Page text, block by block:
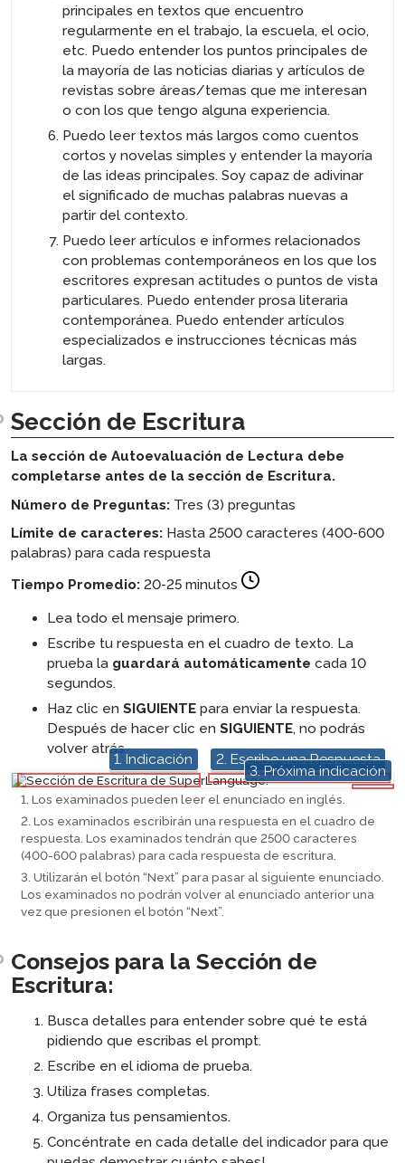
principales en textos que encuentro
regularmente en el trabajo, la escuela, el ocio,
etc. Puedo entender los puntos principales de
la mayoría de las noticias diarias y artículos de
revistas sobre áreas/temas que me interesan
o con los que tengo alguna experiencia.
Puedo leer textos más largos como cuentos
cortos y novelas simples y entender la mayoría
de las ideas principales. Soy capaz de adivinar
el significado de muchas palabras nuevas a
partir del contexto.
Puedo leer artículos e informes relacionados
con problemas contemporáneos en los que los
escritores expresan actitudes o puntos de vista
particulares. Puedo entender prosa literaria
contemporánea. Puedo entender artículos
especializados e instrucciones técnicas más
largas.
Sección de Escritura
La sección de Autoevaluación de Lectura debe
completarse antes de la sección de Escritura.
Número de Preguntas: Tres (3) preguntas
Límite de caracteres: Hasta 2500 caracteres (400-600
palabras) para cada respuesta
Tiempo Promedio: 20-25 minutos
Lea todo el mensaje primero.
Escribe tu respuesta en el cuadro de texto. La
prueba la guardará automáticamente cada 10
segundos.
Haz clic en SIGUIENTE para enviar la respuesta.
Después de hacer clic en SIGUIENTE, no podrás
volver atrás.
hotspot
1. Indicación
hotspot
2. Escribe una Respuesta
hotspot
3. Próxima indicación
1. Los examinados pueden leer el enunciado en inglés.
2. Los examinados escribirán una respuesta en el cuadro de
respuesta. Los examinados tendrán que 2500 caracteres
(400-600 palabras) para cada respuesta de escritura.
3. Utilizarán el botón “Next” para pasar al siguiente enunciado.
Los examinados no podrán volver al enunciado anterior una
vez que presionen el botón “Next”.
Consejos para la Sección de
Escritura:
Busca detalles para entender sobre qué te está
pidiendo que escribas el prompt.
Escribe en el idioma de prueba.
Utiliza frases completas.
Organiza tus pensamientos.
Concéntrate en cada detalle del indicador para que